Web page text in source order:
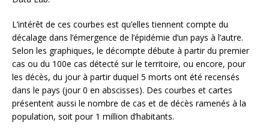
L’intérêt de ces courbes est qu’elles tiennent compte du
décalage dans l’émergence de l’épidémie d’un pays à l’autre.
Selon les graphiques, le décompte débute à partir du premier
cas ou du 100e cas détecté sur le territoire, ou encore, pour
les décès, du jour à partir duquel 5 morts ont été recensés
dans le pays (jour 0 en abscisses). Des courbes et cartes
présentent aussi le nombre de cas et de décès ramenés à la
population, soit pour 1 million d’habitants.